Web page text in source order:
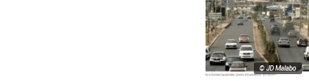
© JD Malabo